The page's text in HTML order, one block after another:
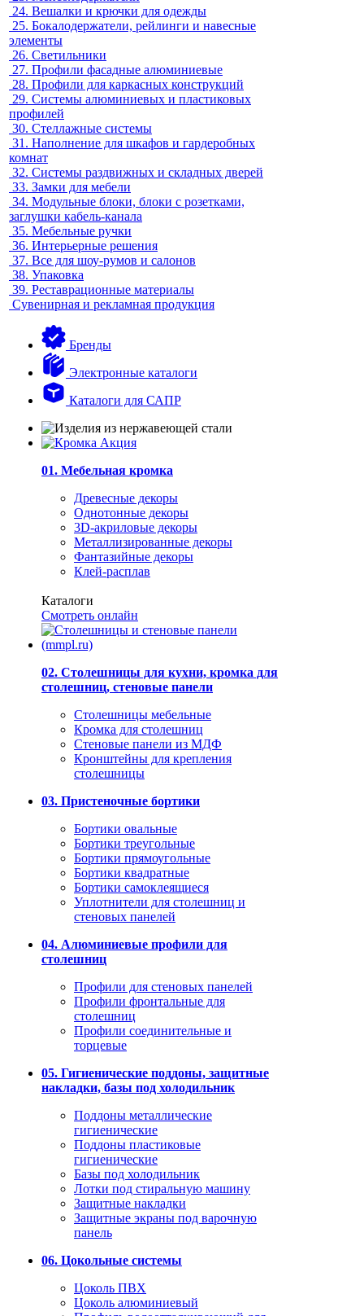
24. Вешалки и крючки для одежды
25. Бокалодержатели, рейлинги и навесные
элементы
26. Светильники
27. Профили фасадные алюминиевые
28. Профили для каркасных конструкций
29. Системы алюминиевых и пластиковых
профилей
30. Стеллажные системы
31. Наполнение для шкафов и гардеробных
комнат
32. Системы раздвижных и складных дверей
33. Замки для мебели
34. Модульные блоки, блоки с розетками,
заглушки кабель-канала
35. Мебельные ручки
36. Интерьерные решения
37. Все для шоу-румов и салонов
38. Упаковка
39. Реставрационные материалы
Сувенирная и рекламная продукция
Бренды
Электронные каталоги
Каталоги для САПР
01. Мебельная кромка
Древесные декоры
Однотонные декоры
3D-акриловые декоры
Металлизированные декоры
Фантазийные декоры
Клей-расплав
Каталоги
Смотреть онлайн
02. Столешницы для кухни, кромка для
столешниц, стеновые панели
Столешницы мебельные
Кромка для столешниц
Стеновые панели из МДФ
Кронштейны для крепления
столешницы
03. Пристеночные бортики
Бортики овальные
Бортики треугольные
Бортики прямоугольные
Бортики квадратные
Бортики самоклеящиеся
Уплотнители для столешниц и
стеновых панелей
04. Алюминиевые профили для
столешниц
Профили для стеновых панелей
Профили фронтальные для
столешниц
Профили соединительные и
торцевые
05. Гигиенические поддоны, защитные
накладки, базы под холодильник
Поддоны металлические
гигиенические
Поддоны пластиковые
гигиенические
Базы под холодильник
Лотки под стиральную машину
Защитные накладки
Защитные экраны под варочную
панель
06. Цокольные системы
Цоколь ПВХ
Цоколь алюминиевый